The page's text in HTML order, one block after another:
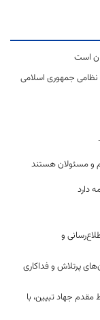
است
نظامی جمهوری اسلامی
و مسئولان هستند
دارد
و
پرتلاش و فداکاری
جهاد تبیین، با